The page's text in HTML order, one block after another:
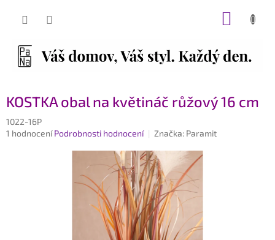
KOSTKA obal na květináč růžový 16 cm
1022-16P
Průměrné
1 hodnocení Podrobnosti hodnocení Značka: Paramit